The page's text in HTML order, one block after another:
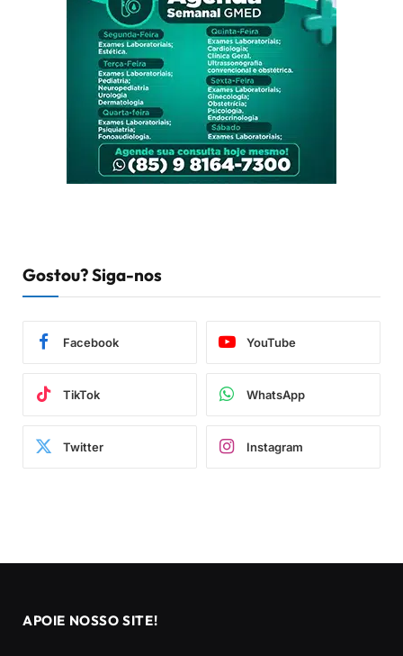
Gostou? Siga-nos
Facebook YouTube
TikTok WhatsApp
Twitter Instagram
APOIE NOSSO SITE!